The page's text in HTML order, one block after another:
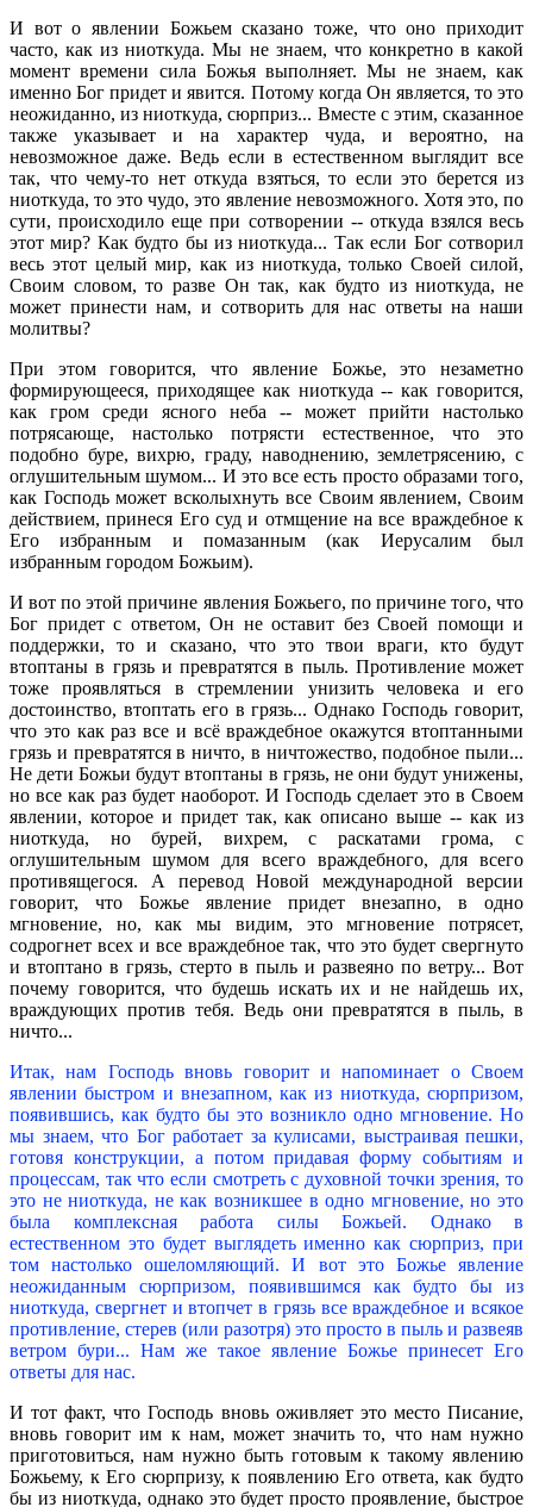
И вот о явлении Божьем сказано тоже, что оно приходит
часто, как из ниоткуда. Мы не знаем, что конкретно в какой
момент времени сила Божья выполняет. Мы не знаем, как
именно Бог придет и явится. Потому когда Он является, то это
неожиданно, из ниоткуда, сюрприз... Вместе с этим, сказанное
также указывает и на характер чуда, и вероятно, на
невозможное даже. Ведь если в естественном выглядит все
так, что чему-то нет откуда взяться, то если это берется из
ниоткуда, то это чудо, это явление невозможного. Хотя это, по
сути, происходило еще при сотворении -- откуда взялся весь
этот мир? Как будто бы из ниоткуда... Так если Бог сотворил
весь этот целый мир, как из ниоткуда, только Своей силой,
Своим словом, то разве Он так, как будто из ниоткуда, не
может принести нам, и сотворить для нас ответы на наши
молитвы?
При этом говорится, что явление Божье, это незаметно
формирующееся, приходящее как ниоткуда -- как говорится,
как гром среди ясного неба -- может прийти настолько
потрясающе, настолько потрясти естественное, что это
подобно буре, вихрю, граду, наводнению, землетрясению, с
оглушительным шумом... И это все есть просто образами того,
как Господь может всколыхнуть все Своим явлением, Своим
действием, принеся Его суд и отмщение на все враждебное к
Его избранным и помазанным (как Иерусалим был
избранным городом Божьим).
И вот по этой причине явления Божьего, по причине того, что
Бог придет с ответом, Он не оставит без Своей помощи и
поддержки, то и сказано, что это твои враги, кто будут
втоптаны в грязь и превратятся в пыль. Противление может
тоже проявляться в стремлении унизить человека и его
достоинство, втоптать его в грязь... Однако Господь говорит,
что это как раз все и всё враждебное окажутся втоптанными
грязь и превратятся в ничто, в ничтожество, подобное пыли...
Не дети Божьи будут втоптаны в грязь, не они будут унижены,
но все как раз будет наоборот. И Господь сделает это в Своем
явлении, которое и придет так, как описано выше -- как из
ниоткуда, но бурей, вихрем, с раскатами грома, с
оглушительным шумом для всего враждебного, для всего
противящегося. А перевод Новой международной версии
говорит, что Божье явление придет внезапно, в одно
мгновение, но, как мы видим, это мгновение потрясет,
содрогнет всех и все враждебное так, что это будет свергнуто
и втоптано в грязь, стерто в пыль и развеяно по ветру... Вот
почему говорится, что будешь искать их и не найдешь их,
враждующих против тебя. Ведь они превратятся в пыль, в
ничто...
Итак, нам Господь вновь говорит и напоминает о Своем
явлении быстром и внезапном, как из ниоткуда, сюрпризом,
появившись, как будто бы это возникло одно мгновение. Но
мы знаем, что Бог работает за кулисами, выстраивая пешки,
готовя конструкции, а потом придавая форму событиям и
процессам, так что если смотреть с духовной точки зрения, то
это не ниоткуда, не как возникшее в одно мгновение, но это
была комплексная работа силы Божьей. Однако в
естественном это будет выглядеть именно как сюрприз, при
том настолько ошеломляющий. И вот это Божье явление
неожиданным сюрпризом, появившимся как будто бы из
ниоткуда, свергнет и втопчет в грязь все враждебное и всякое
противление, стерев (или разотря) это просто в пыль и развеяв
ветром бури... Нам же такое явление Божье принесет Его
ответы для нас.
И тот факт, что Господь вновь оживляет это место Писание,
вновь говорит им к нам, может значить то, что нам нужно
приготовиться, нам нужно быть готовым к такому явлению
Божьему, к Его сюрпризу, к появлению Его ответа, как будто
бы из ниоткуда, однако это будет просто проявление, быстрое